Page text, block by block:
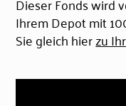
Ihrem Depot mit
Sie gleich hierzu